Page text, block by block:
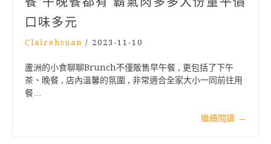
口味多元
Clairehsuan / 2023-11-10
蘆洲的小食聊聊Brunch不僅販售早午餐 , 更包括了下午
茶、晚餐 , 店內溫馨的氛圍 , 非常適合全家大小一同前往用
餐…
繼續閱讀 →